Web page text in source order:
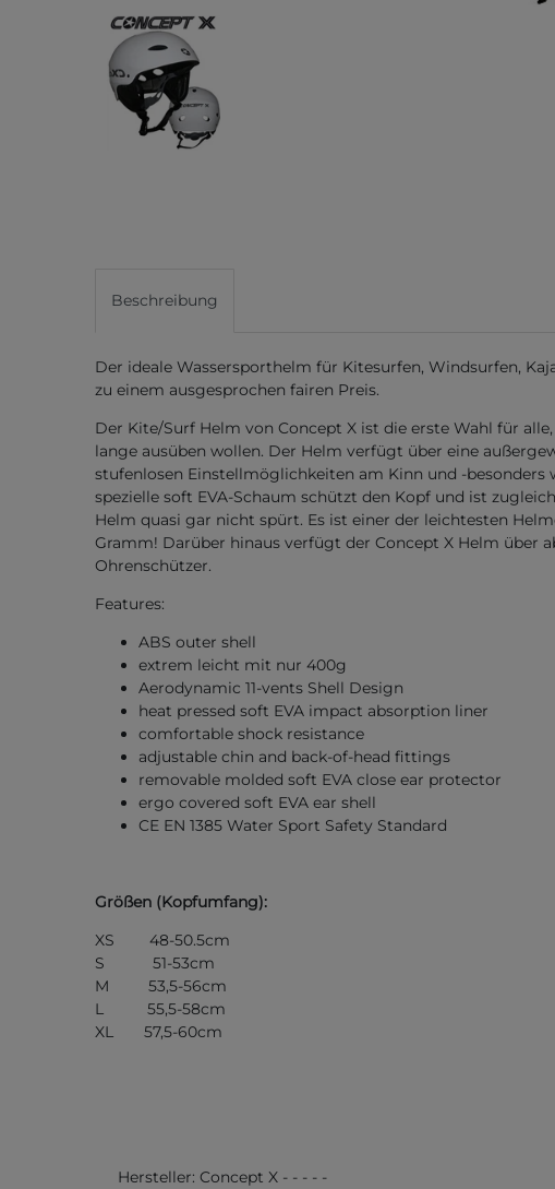
Beschreibung
Der ideale Wassersporthelm für Kitesurfen, Windsurfen,
zu einem ausgesprochen fairen Preis.
Der Kite/Surf Helm von Concept X ist die erste Wahl für
lange ausüben wollen. Der Helm verfügt über eine
stufenlosen Einstellmöglichkeiten am Kinn und -
spezielle soft EVA-Schaum schützt den Kopf und ist
Helm quasi gar nicht spürt. Es ist einer der leichtesten
Gramm! Darüber hinaus verfügt der Concept X Helm über
Ohrenschützer.
Features:
ABS outer shell
extrem leicht mit nur 400g
Aerodynamic 11-vents Shell Design
heat pressed soft EVA impact absorption liner
comfortable shock resistance
adjustable chin and back-of-head fittings
removable molded soft EVA close ear protector
ergo covered soft EVA ear shell
CE EN 1385 Water Sport Safety Standard
Größen (Kopfumfang):
XS 48-50.5cm
S 51-53cm
M 53,5-56cm
L 55,5-58cm
XL 57,5-60cm
Hersteller: Concept X - - - - -